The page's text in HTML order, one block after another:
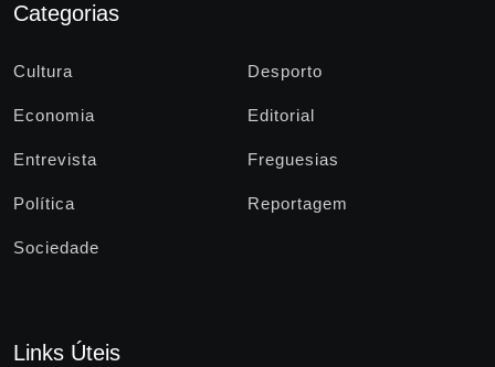
Categorias
Cultura Desporto
Economia Editorial
Entrevista Freguesias
Política Reportagem
Sociedade
Links Úteis